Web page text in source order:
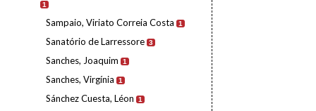
1
Sampaio, Viriato Correia Costa 1
Sanatório de Larressore 3
Sanches, Joaquim 1
Sanches, Virgínia 1
Sánchez Cuesta, Léon 1